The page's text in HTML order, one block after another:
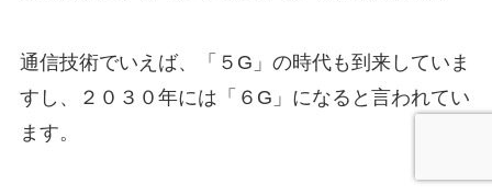
通信技術でいえば、「５G」の時代も到来していま
すし、２０３０年には「６G」になると言われてい
ます。